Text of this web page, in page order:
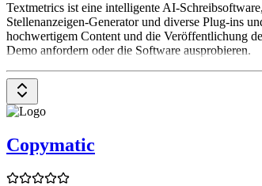
Textmetrics ist eine intelligente AI-
Stellenanzeigen-Generator und diverse Plug-ins
hochwertigem Content und die Veröffentlichung
Demo anfordern oder die Software ausprobieren.
Copymatic